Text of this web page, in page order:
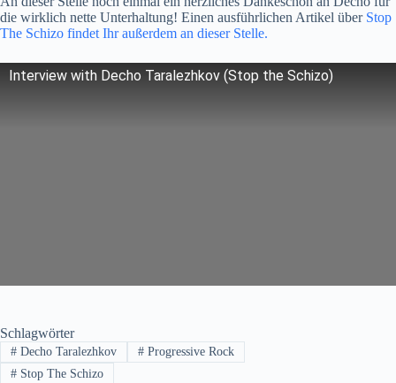
die wirklich nette Unterhaltung! Einen ausführlichen Artikel über Stop
The Schizo findet Ihr außerdem an dieser Stelle.
Interview with Decho Taralezhkov (Stop the Schizo)
Schlagwörter
#Decho Taralezhkov #Progressive Rock
#Stop The Schizo